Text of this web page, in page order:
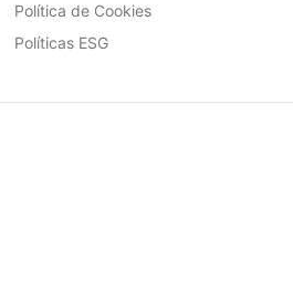
Política de Cookies
Políticas ESG